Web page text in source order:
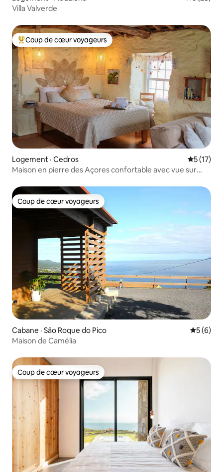
Villa Valverde
Coup de cœur voyageurs parmi les plus aimés
Coup de cœur voyageurs
Logement · Cedros Note
5 (17)
Maison en pierre des Açores confortable avec vue sur
Coup de cœur voyageurs
Coup de cœur voyageurs
Cabane · São Roque do Pico Note
5 (6)
Maison de Camélia
Coup de cœur voyageurs
Coup de cœur voyageurs